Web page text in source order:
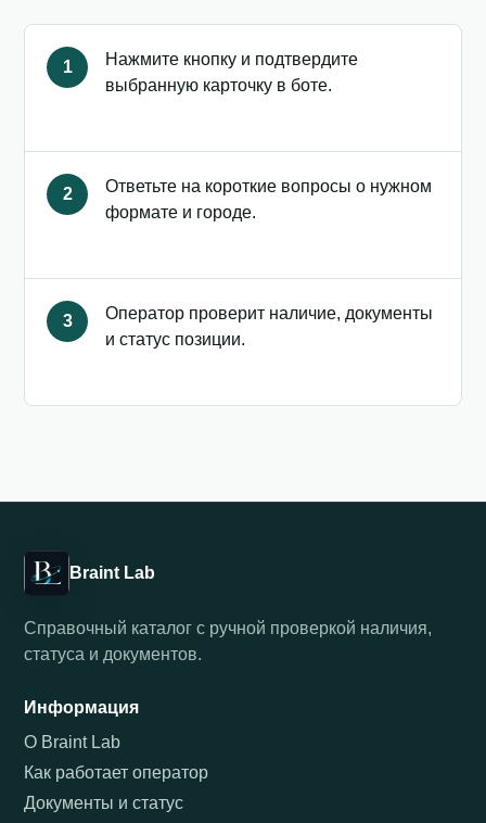
1
Нажмите кнопку и подтвердите
выбранную карточку в боте.
2
Ответьте на короткие вопросы о нужном
формате и городе.
3
Оператор проверит наличие, документы
и статус позиции.
Braint Lab
Справочный каталог с ручной проверкой наличия,
статуса и документов.
Информация
О Braint Lab
Как работает оператор
Документы и статус